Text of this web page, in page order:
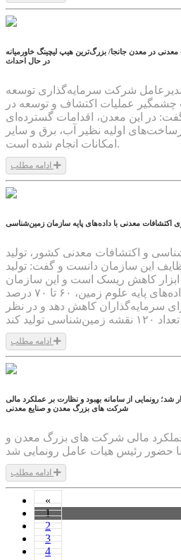
تن عملیات معدنی در معدن جانجا/ بزرگ‌ترین هیپ لیچینگ خاورمیانه
در حال احداث
شرکت سرمایه‌گذاری توسعه
چشمگیر عملیات اکتشاف و توسعه در
در این معدن، اقدامات گسترده‌ای
اولیه نظیر آب، برق و سایر
امکانات انجام شده است.
1404/05/19
و اکتشافات معدنی کشور، تولید
این سازمان دانست و گفت: تولید
ابزار کاهش ریسک است و این سازمان
توانسته است با تولید داده‌های پایه علوم زمین، ۶۰ تا ۷۰ درصد
سرمایه‌گذاران کاهش دهد و در نظر
1404/05/11
شد؛ رونمایی از سامانه بهبود و نظارت بر عملکرد مالی
شرکت های بزرگ معدن و صنایع معدنی
عملکرد مالی شرکت های بزرگ معدن و
1404/05/05
«
1
2
3
4